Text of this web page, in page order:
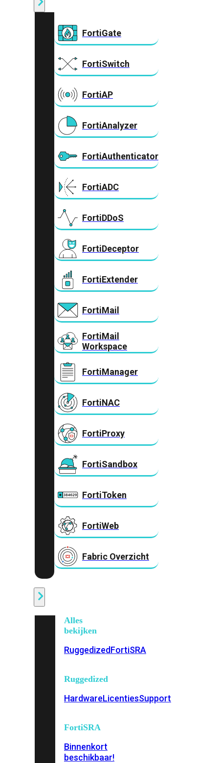
FortiGate
FortiSwitch
FortiAP
FortiAnalyzer
FortiAuthenticator
FortiADC
FortiDDoS
FortiDeceptor
FortiExtender
FortiMail
FortiMail
Workspace
FortiManager
FortiNAC
FortiProxy
FortiSandbox
FortiToken
FortiWeb
Fabric Overzicht
Alles
bekijken
RuggedizedFortiSRA
Ruggedized
HardwareLicentiesSupport
FortiSRA
Binnenkort
beschikbaar!